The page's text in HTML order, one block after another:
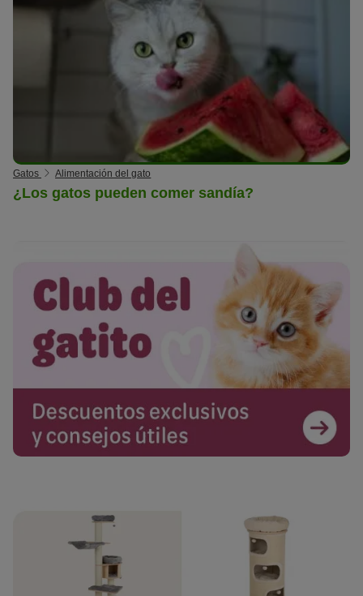
Gatos Alimentación del gato
¿Los gatos pueden comer sandía?